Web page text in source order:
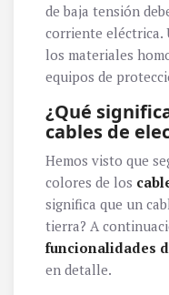
de baja tensión
corriente eléctrica.
los materiales
equipos de
¿Qué
cables de
Hemos visto que
colores de los
significa que un
tierra? A
funcionalidades
en detalle.